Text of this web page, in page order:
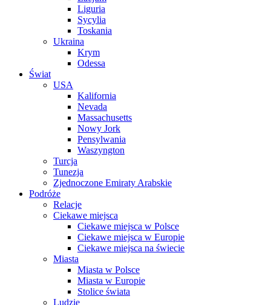
Liguria
Sycylia
Toskania
Ukraina
Krym
Odessa
Świat
USA
Kalifornia
Nevada
Massachusetts
Nowy Jork
Pensylwania
Waszyngton
Turcja
Tunezja
Zjednoczone Emiraty Arabskie
Podróże
Relacje
Ciekawe miejsca
Ciekawe miejsca w Polsce
Ciekawe miejsca w Europie
Ciekawe miejsca na świecie
Miasta
Miasta w Polsce
Miasta w Europie
Stolice świata
Ludzie